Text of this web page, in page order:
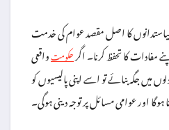
سیاستدانوں کا اصل مقصد عوام کی خدمت
مفادات کا تحفظ کرنا۔ اگرحکومتواقعی
میں جگہ بنائے تو اسے اپنی پالیسیوں کو
ہوگا اور عوامی مسائل پر توجہ دینی ہوگی۔